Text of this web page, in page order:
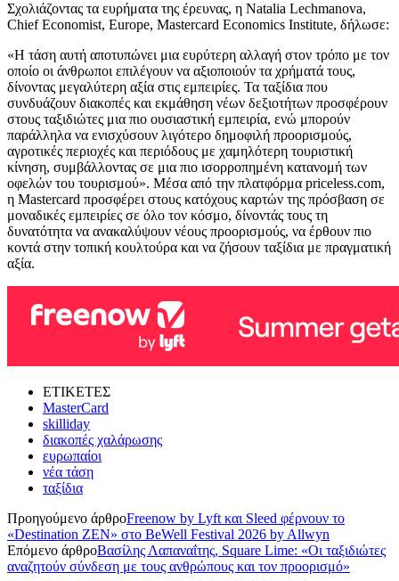
Σχολιάζοντας τα ευρήματα της έρευνας, η Natalia Lechmanova,
Chief Economist, Europe, Mastercard Economics Institute, δήλωσε:
«Η τάση αυτή αποτυπώνει μια ευρύτερη αλλαγή στον τρόπο με τον
οποίο οι άνθρωποι επιλέγουν να αξιοποιούν τα χρήματά τους,
δίνοντας μεγαλύτερη αξία στις εμπειρίες. Τα ταξίδια που
συνδυάζουν διακοπές και εκμάθηση νέων δεξιοτήτων προσφέρουν
στους ταξιδιώτες μια πιο ουσιαστική εμπειρία, ενώ μπορούν
παράλληλα να ενισχύσουν λιγότερο δημοφιλή προορισμούς,
αγροτικές περιοχές και περιόδους με χαμηλότερη τουριστική
κίνηση, συμβάλλοντας σε μια πιο ισορροπημένη κατανομή των
οφελών του τουρισμού». Μέσα από την πλατφόρμα priceless.com,
η Mastercard προσφέρει στους κατόχους καρτών της πρόσβαση σε
μοναδικές εμπειρίες σε όλο τον κόσμο, δίνοντάς τους τη
δυνατότητα να ανακαλύψουν νέους προορισμούς, να έρθουν πιο
κοντά στην τοπική κουλτούρα και να ζήσουν ταξίδια με πραγματική
αξία.
ΕΤΙΚΕΤΕΣ
MasterCard
skilliday
διακοπές χαλάρωσης
ευρωπαίοι
νέα τάση
ταξίδια
Προηγούμενο άρθροFreenow by Lyft και Sleed φέρνουν το
«Destination ZEN» στο BeWell Festival 2026 by Allwyn
Επόμενο άρθροΒασίλης Λαπαναΐτης, Square Lime: «Οι ταξιδιώτες
αναζητούν σύνδεση με τους ανθρώπους και τον προορισμό»